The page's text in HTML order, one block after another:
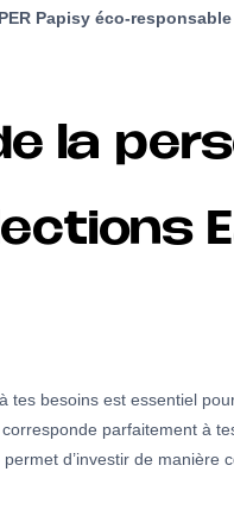
PER Papisy éco-responsable
la
tes besoins est essentiel
corresponde parfaitement à
permet d’investir de manière